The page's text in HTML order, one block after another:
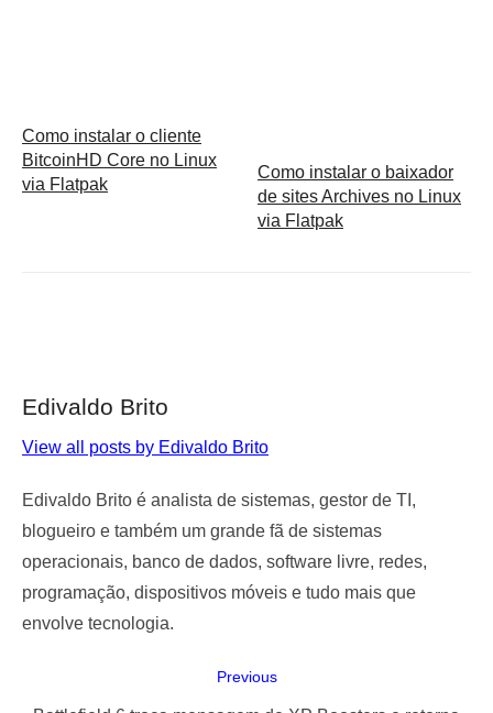
Como instalar o cliente
BitcoinHD Core no Linux
via Flatpak
Como instalar o baixador
de sites Archives no Linux
via Flatpak
Edivaldo Brito
View all posts by Edivaldo Brito
Edivaldo Brito é analista de sistemas, gestor de TI,
blogueiro e também um grande fã de sistemas
operacionais, banco de dados, software livre, redes,
programação, dispositivos móveis e tudo mais que
envolve tecnologia.
Previous